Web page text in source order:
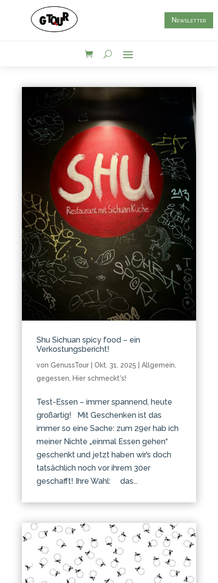
Newsletter
Shu Sichuan spicy food – ein
Verkostungsbericht!
von GenussTour| Okt. 31, 2025 Allgemein
gegessen
Hier schmeckt's!
Test-Essen – immer spannend, heute
großartig! Mit Geschenken ist das
immer so eine Sache: zum 29er hab ich
meiner Nichte „einmal Essen gehen“
geschenkt und jetzt haben wir’s doch
tatsächlich noch vor ihrem 30er
geschafft! Ihre Wahl: das...